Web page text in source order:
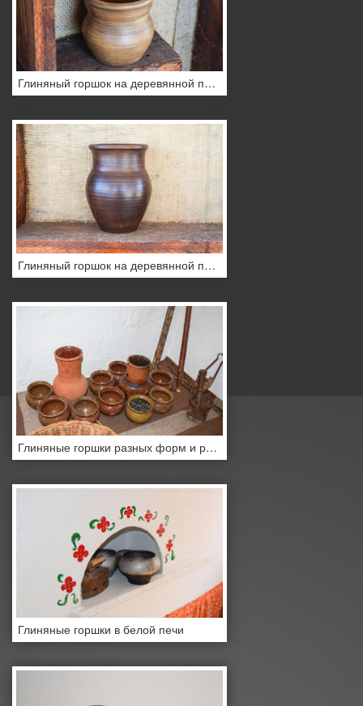
Глиняный горшок на деревянной полке
Глиняный горшок на деревянной полке
Глиняные горшки разных форм и размеров
Глиняные горшки в белой печи